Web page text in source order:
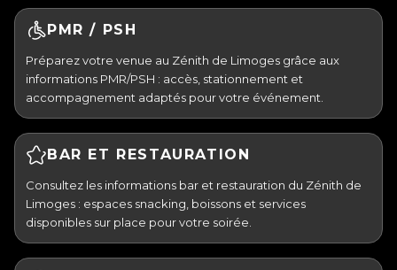
PMR / PSH
Préparez votre venue au Zénith de Limoges grâce aux
informations PMR/PSH : accès, stationnement et
accompagnement adaptés pour votre événement.
BAR ET RESTAURATION
Consultez les informations bar et restauration du Zénith de
Limoges : espaces snacking, boissons et services
disponibles sur place pour votre soirée.